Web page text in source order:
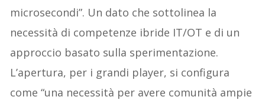
microsecondi”. Un dato che sottolinea la
necessità di competenze ibride IT/OT e di un
approccio basato sulla sperimentazione.
L’apertura, per i grandi player, si configura
come “una necessità per avere comunità ampie